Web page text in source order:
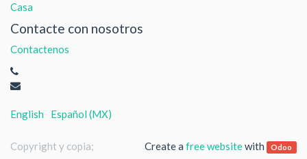
Casa
Contacte con nosotros
Contactenos
English Español (MX)
Create a free websitewith Odoo
Copyright y copia;